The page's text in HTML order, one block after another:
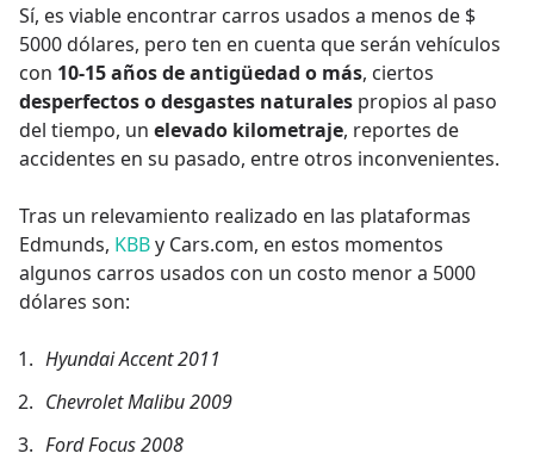
Sí, es viable encontrar carros usados a menos de $
5000 dólares, pero ten en cuenta que serán vehículos
con 10-15 años de antigüedad o más, ciertos
desperfectos o desgastes naturales propios al paso
del tiempo, un elevado kilometraje, reportes de
accidentes en su pasado, entre otros inconvenientes.
Tras un relevamiento realizado en las plataformas
Edmunds, KBBy Cars.com, en estos momentos
algunos carros usados con un costo menor a 5000
dólares son:
Hyundai Accent 2011
Chevrolet Malibu 2009
Ford Focus 2008